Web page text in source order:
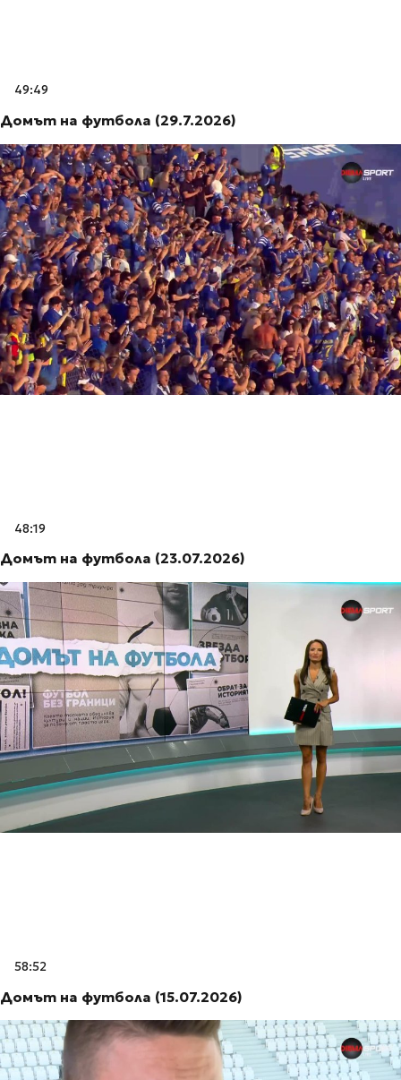
49:49
Домът на футбола (29.7.2026)
48:19
Домът на футбола (23.07.2026)
58:52
Домът на футбола (15.07.2026)